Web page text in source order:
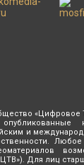
«Цифровое
и
Для лиц